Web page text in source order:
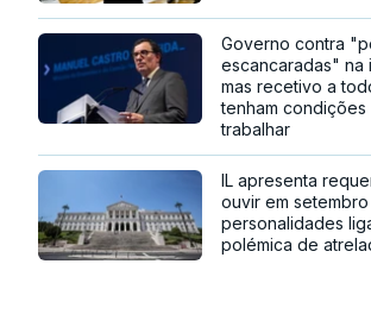
Governo contra
escancaradas" na
mas recetivo a
tenham condições
trabalhar
IL apresenta
ouvir em setembro
personalidades
polémica de